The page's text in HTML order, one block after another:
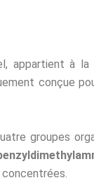
appartient à
conçue
groupes